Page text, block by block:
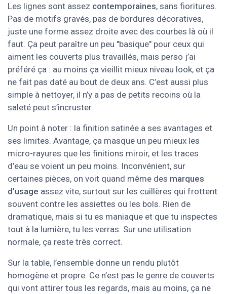
Les lignes sont assez contemporaines, sans fioritures.
Pas de motifs gravés, pas de bordures décoratives,
juste une forme assez droite avec des courbes là où il
faut. Ça peut paraître un peu "basique" pour ceux qui
aiment les couverts plus travaillés, mais perso j’ai
préféré ça : au moins ça vieillit mieux niveau look, et ça
ne fait pas daté au bout de deux ans. C’est aussi plus
simple à nettoyer, il n’y a pas de petits recoins où la
saleté peut s’incruster.
Un point à noter : la finition satinée a ses avantages et
ses limites. Avantage, ça masque un peu mieux les
micro-rayures que les finitions miroir, et les traces
d’eau se voient un peu moins. Inconvénient, sur
certaines pièces, on voit quand même des marques
d’usage assez vite, surtout sur les cuillères qui frottent
souvent contre les assiettes ou les bols. Rien de
dramatique, mais si tu es maniaque et que tu inspectes
tout à la lumière, tu les verras. Sur une utilisation
normale, ça reste très correct.
Sur la table, l’ensemble donne un rendu plutôt
homogène et propre. Ce n’est pas le genre de couverts
qui vont attirer tous les regards, mais au moins, ça ne